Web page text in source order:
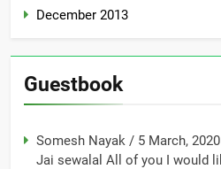
December 2013
Guestbook
Somesh Nayak / 5 March, 2020
Jai sewalal All of you I would